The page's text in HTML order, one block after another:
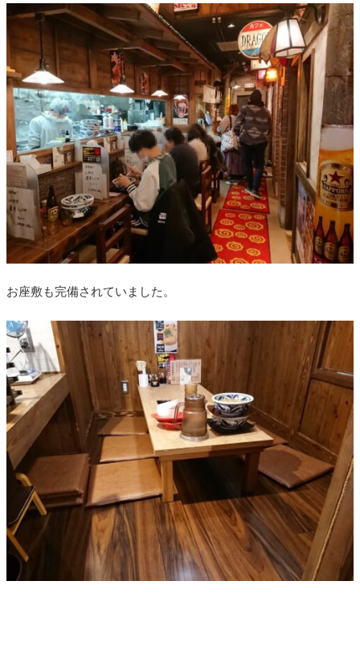
お座敷も完備されていました。